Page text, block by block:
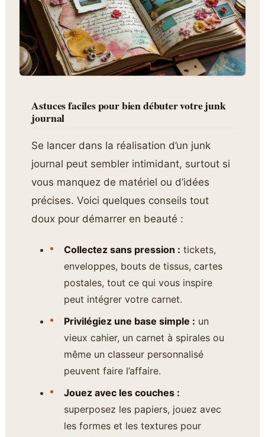
Astuces faciles pour bien débuter votre junk
journal
Se lancer dans la réalisation d’un junk
journal peut sembler intimidant, surtout si
vous manquez de matériel ou d’idées
précises. Voici quelques conseils tout
doux pour démarrer en beauté :
Collectez sans pression : tickets,
enveloppes, bouts de tissus, cartes
postales, tout ce qui vous inspire
peut intégrer votre carnet.
Privilégiez une base simple : un
vieux cahier, un carnet à spirales ou
même un classeur personnalisé
peuvent faire l’affaire.
Jouez avec les couches :
superposez les papiers, jouez avec
les formes et les textures pour